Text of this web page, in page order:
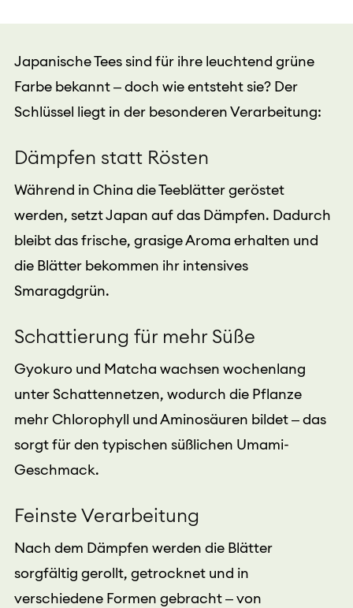
Japanische Tees sind für ihre leuchtend grüne
Farbe bekannt – doch wie entsteht sie? Der
Schlüssel liegt in der besonderen Verarbeitung:
Dämpfen statt Rösten
Während in China die Teeblätter geröstet
werden, setzt Japan auf das Dämpfen. Dadurch
bleibt das frische, grasige Aroma erhalten und
die Blätter bekommen ihr intensives
Smaragdgrün.
Schattierung für mehr Süße
Gyokuro und Matcha wachsen wochenlang
unter Schattennetzen, wodurch die Pflanze
mehr Chlorophyll und Aminosäuren bildet – das
sorgt für den typischen süßlichen Umami-
Geschmack.
Feinste Verarbeitung
Nach dem Dämpfen werden die Blätter
sorgfältig gerollt, getrocknet und in
verschiedene Formen gebracht – von